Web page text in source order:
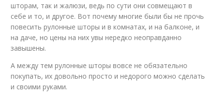
шторам, так и жалюзи, ведь по сути они совмещают в
себе и то, и другое. Вот почему многие были бы не прочь
повесить рулонные шторы и в комнатах, и на балконе, и
на даче, но цены на них увы нередко неоправданно
завышены.
А между тем рулонные шторы вовсе не обязательно
покупать, их довольно просто и недорого можно сделать
и своими руками.